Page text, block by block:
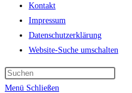
Kontakt
Impressum
Datenschutzerklärung
Website-Suche umschalten
Menü Schließen